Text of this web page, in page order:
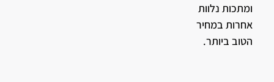
ומתכות נלוות
אחרות במחיר
הטוב ביותר.